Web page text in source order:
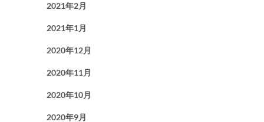
2021年2月
2021年1月
2020年12月
2020年11月
2020年10月
2020年9月